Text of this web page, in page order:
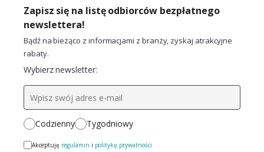
Zapisz się na listę odbiorców bezpłatnego
newslettera!
Bądź na bieżąco z informacjami z branży, zyskaj atrakcyjne
rabaty.
Wybierz newsletter:
Codzienny Tygodniowy
Akceptuję regulamin i politykę prywatności